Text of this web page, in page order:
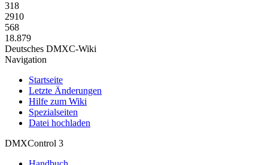
318
2910
568
18.879
Deutsches DMXC-Wiki
Navigation
Startseite
Letzte Änderungen
Hilfe zum Wiki
Spezialseiten
Datei hochladen
DMXControl 3